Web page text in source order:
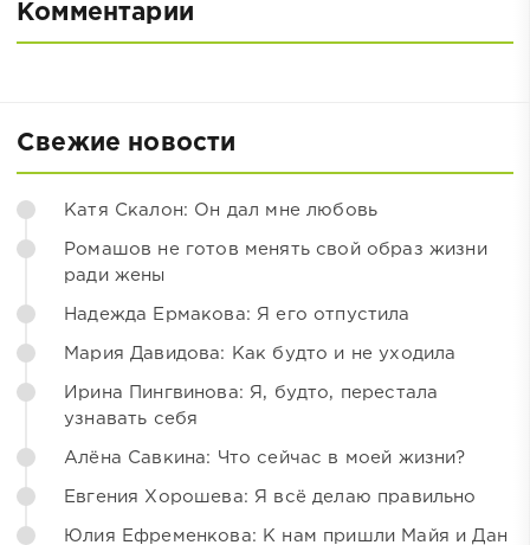
Комментарии
Свежие новости
Катя Скалон: Он дал мне любовь
Ромашов не готов менять свой образ жизни
ради жены
Надежда Ермакова: Я его отпустила
Мария Давидова: Как будто и не уходила
Ирина Пингвинова: Я, будто, перестала
узнавать себя
Алёна Савкина: Что сейчас в моей жизни?
Евгения Хорошева: Я всё делаю правильно
Юлия Ефременкова: К нам пришли Майя и Дан